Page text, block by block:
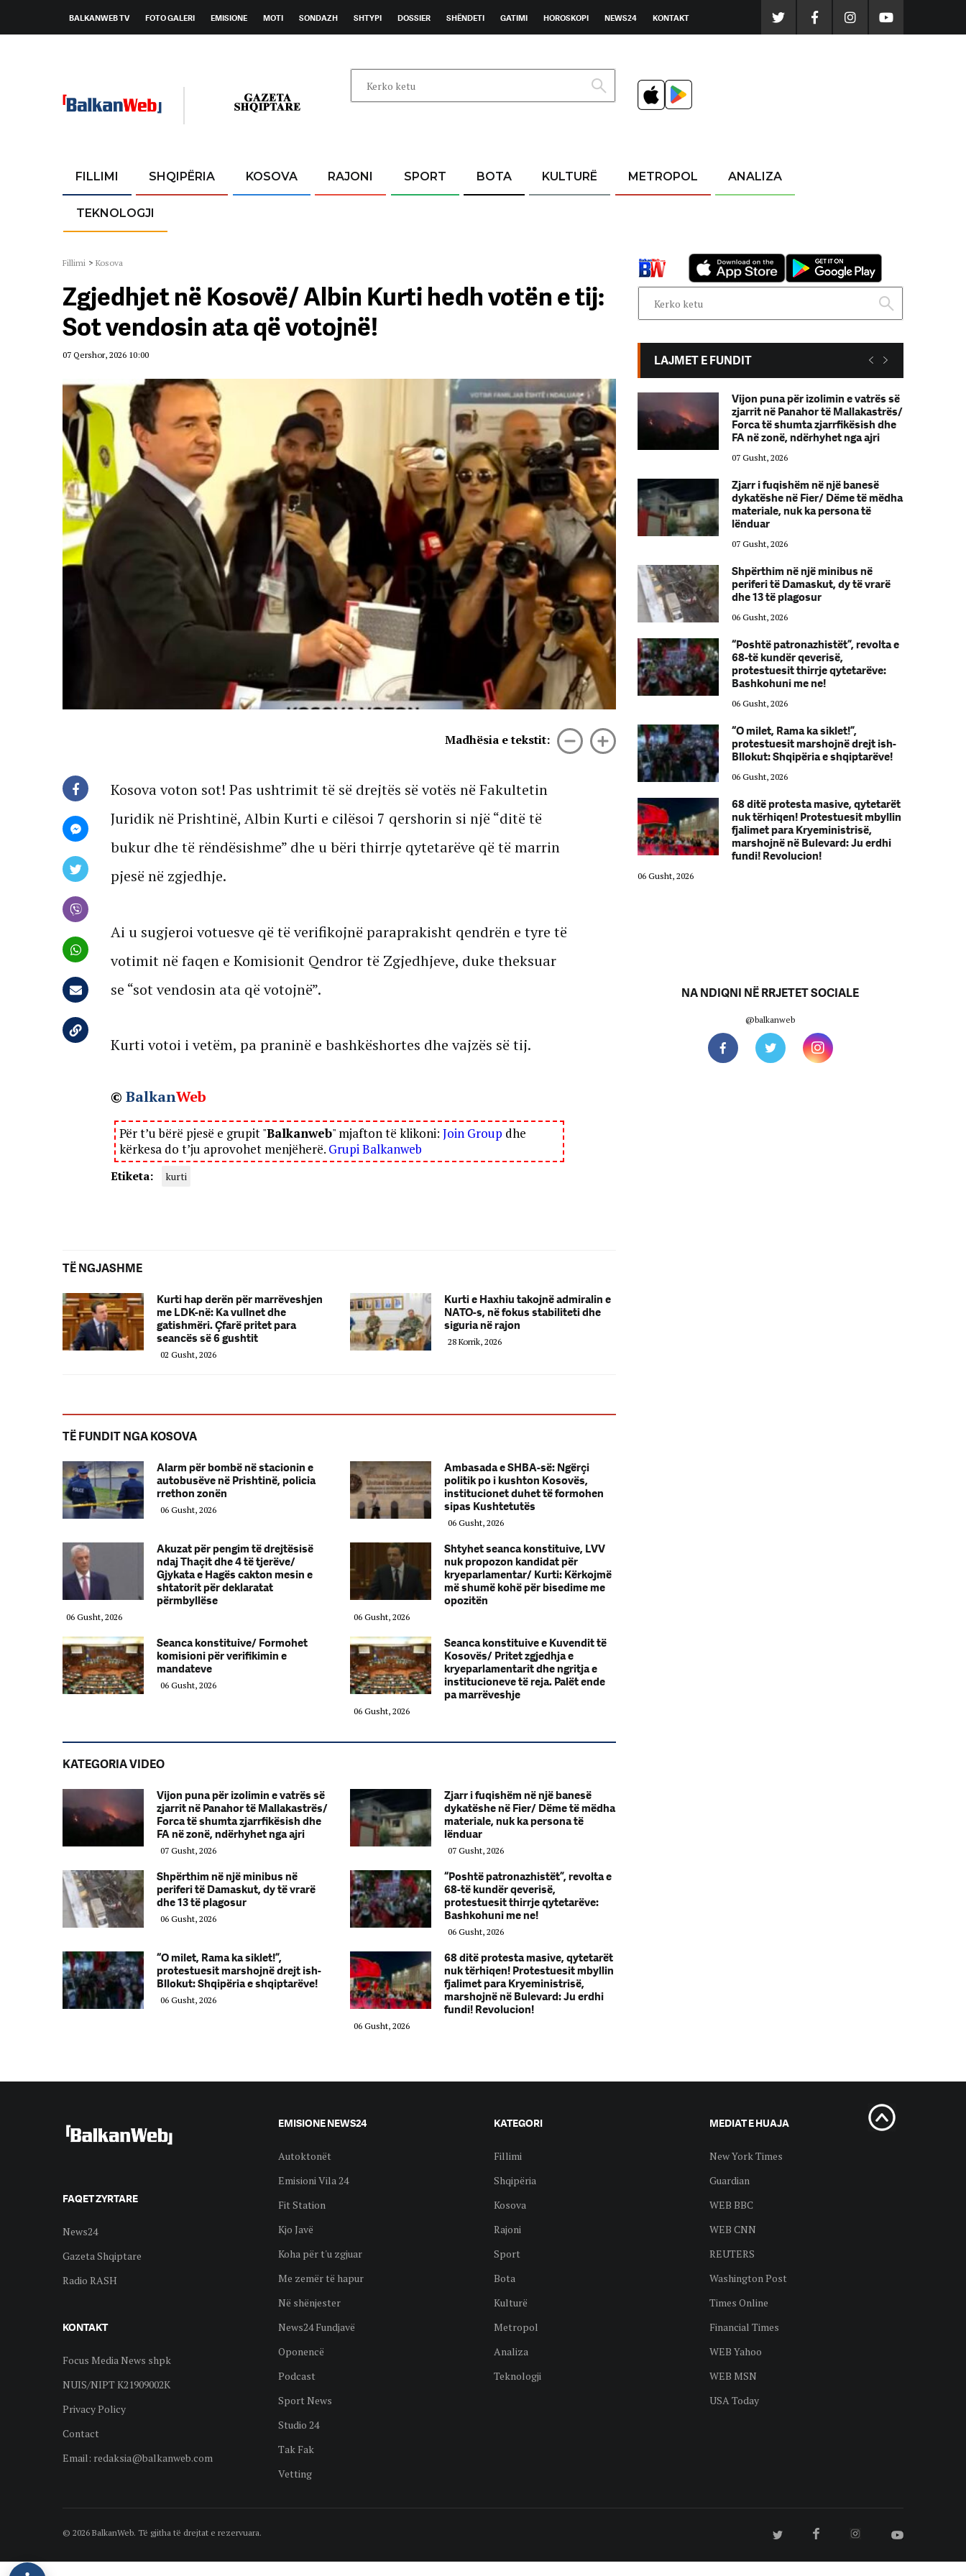
BALKANWEB TV FOTO GALERI EMISIONE MOTI SONDAZH SHTYPI DOSSIER SHËNDETI GATIMI HOROSKOPI NEWS24 KONTAKT
FILLIMI SHQIPËRIA KOSOVA RAJONI SPORT BOTA KULTURË METROPOL ANALIZA
TEKNOLOGJI
Fillimi > Kosova
Zgjedhjet në Kosovë/ Albin Kurti hedh votën e tij:
Sot vendosin ata që votojnë!
07 Qershor, 2026 10:00
Madhësia e tekstit:
Kosova voton sot! Pas ushtrimit të së drejtës së votës në Fakultetin
Juridik në Prishtinë, Albin Kurti e cilësoi 7 qershorin si një “ditë të
bukur dhe të rëndësishme” dhe u bëri thirrje qytetarëve që të marrin
pjesë në zgjedhje.
Ai u sugjeroi votuesve që të verifikojnë paraprakisht qendrën e tyre të
votimit në faqen e Komisionit Qendror të Zgjedhjeve, duke theksuar
se “sot vendosin ata që votojnë”.
Kurti votoi i vetëm, pa praninë e bashkëshortes dhe vajzës së tij.
© BalkanWeb
Për t’u bërë pjesë e grupit "Balkanweb" mjafton të klikoni: Join Group dhe
kërkesa do t’ju aprovohet menjëherë. Grupi Balkanweb
Etiketa: kurti
TË NGJASHME
Kurti hap derën për marrëveshjen
me LDK-në: Ka vullnet dhe
gatishmëri. Çfarë pritet para
seancës së 6 gushtit
02 Gusht, 2026
Kurti e Haxhiu takojnë admiralin e
NATO-s, në fokus stabiliteti dhe
siguria në rajon
28 Korrik, 2026
TË FUNDIT NGA KOSOVA
Alarm për bombë në stacionin e
autobusëve në Prishtinë, policia
rrethon zonën
06 Gusht, 2026
Ambasada e SHBA-së: Ngërçi
politik po i kushton Kosovës,
institucionet duhet të formohen
sipas Kushtetutës
06 Gusht, 2026
Akuzat për pengim të drejtësisë
ndaj Thaçit dhe 4 të tjerëve/
Gjykata e Hagës cakton mesin e
shtatorit për deklaratat
përmbyllëse
06 Gusht, 2026
Shtyhet seanca konstituive, LVV
nuk propozon kandidat për
kryeparlamentar/ Kurti: Kërkojmë
më shumë kohë për bisedime me
opozitën
06 Gusht, 2026
Seanca konstituive/ Formohet
komisioni për verifikimin e
mandateve
06 Gusht, 2026
Seanca konstituive e Kuvendit të
Kosovës/ Pritet zgjedhja e
kryeparlamentarit dhe ngritja e
institucioneve të reja. Palët ende
pa marrëveshje
06 Gusht, 2026
KATEGORIA VIDEO
Vijon puna për izolimin e vatrës së
zjarrit në Panahor të Mallakastrës/
Forca të shumta zjarrfikësish dhe
FA në zonë, ndërhyhet nga ajri
07 Gusht, 2026
Zjarr i fuqishëm në një banesë
dykatëshe në Fier/ Dëme të mëdha
materiale, nuk ka persona të
lënduar
07 Gusht, 2026
Shpërthim në një minibus në
periferi të Damaskut, dy të vrarë
dhe 13 të plagosur
06 Gusht, 2026
“Poshtë patronazhistët”, revolta e
68-të kundër qeverisë,
protestuesit thirrje qytetarëve:
Bashkohuni me ne!
06 Gusht, 2026
“O milet, Rama ka siklet!”,
protestuesit marshojnë drejt ish-
Bllokut: Shqipëria e shqiptarëve!
06 Gusht, 2026
68 ditë protesta masive, qytetarët
nuk tërhiqen! Protestuesit mbyllin
fjalimet para Kryeministrisë,
marshojnë në Bulevard: Ju erdhi
fundi! Revolucion!
06 Gusht, 2026
LAJMET E FUNDIT
Vijon puna për izolimin e vatrës së
zjarrit në Panahor të Mallakastrës/
Forca të shumta zjarrfikësish dhe
FA në zonë, ndërhyhet nga ajri
07 Gusht, 2026
Zjarr i fuqishëm në një banesë
dykatëshe në Fier/ Dëme të mëdha
materiale, nuk ka persona të
lënduar
07 Gusht, 2026
Shpërthim në një minibus në
periferi të Damaskut, dy të vrarë
dhe 13 të plagosur
06 Gusht, 2026
“Poshtë patronazhistët”, revolta e
68-të kundër qeverisë,
protestuesit thirrje qytetarëve:
Bashkohuni me ne!
06 Gusht, 2026
“O milet, Rama ka siklet!”,
protestuesit marshojnë drejt ish-
Bllokut: Shqipëria e shqiptarëve!
nuk tërhiqen! Protestuesit mbyllin
fjalimet para Kryeministrisë,
marshojnë në Bulevard: Ju erdhi
fundi! Revolucion!
Vijon puna për izolimin e vatrës së
zjarrit në Panahor të Mallakastrës/
Forca të shumta zjarrfikësish dhe
FA në zonë, ndërhyhet nga ajri
07 Gusht, 2026
Zjarr i fuqishëm në një banesë
dykatëshe në Fier/ Dëme të mëdha
materiale, nuk ka persona të
lënduar
07 Gusht, 2026
Shpërthim në një minibus në
periferi të Damaskut, dy të vrarë
dhe 13 të plagosur
06 Gusht, 2026
“Poshtë patronazhistët”, revolta e
68-të kundër qeverisë,
protestuesit thirrje qytetarëve:
Bashkohuni me ne!
06 Gusht, 2026
“O milet, Rama ka siklet!”,
protestuesit marshojnë drejt ish-
Bllokut: Shqipëria e shqiptarëve!
06 Gusht, 2026
68 ditë protesta masive, qytetarët
nuk tërhiqen! Protestuesit mbyllin
fjalimet para Kryeministrisë,
marshojnë në Bulevard: Ju erdhi
fundi! Revolucion!
06 Gusht, 2026
NA NDIQNI NË RRJETET SOCIALE
@balkanweb
FAQET ZYRTARE
News24
Gazeta Shqiptare
Radio RASH
KONTAKT
Focus Media News shpk
NUIS/NIPT K21909002K
Privacy Policy
Contact
Email: redaksia@balkanweb.com
EMISIONE NEWS24
Autoktonët
Emisioni Vila 24
Fit Station
Kjo Javë
Koha për t'u zgjuar
Me zemër të hapur
Në shënjester
News24 Fundjavë
Oponencë
Podcast
Sport News
Studio 24
Tak Fak
Vetting
KATEGORI
Fillimi
Shqipëria
Kosova
Rajoni
Sport
Bota
Kulturë
Metropol
Analiza
Teknologji
MEDIAT E HUAJA
New York Times
Guardian
WEB BBC
WEB CNN
REUTERS
Washington Post
Times Online
Financial Times
WEB Yahoo
WEB MSN
USA Today
© 2026 BalkanWeb. Të gjitha të drejtat e rezervuara.